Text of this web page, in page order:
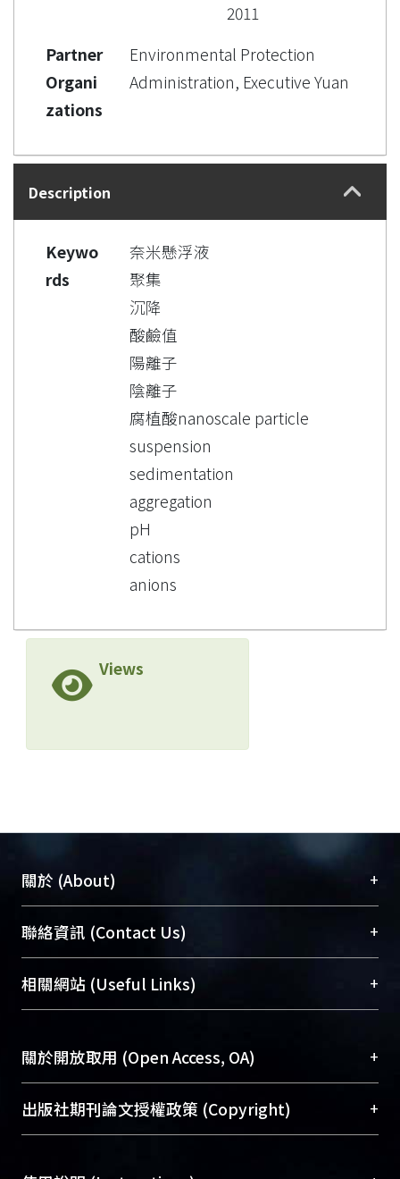
2011
Partner
Organi
zations
Environmental Protection
Administration, Executive Yuan
Description
Keywo
rds
奈米懸浮液
聚集
沉降
酸鹼值
陽離子
陰離子
腐植酸nanoscale particle
suspension
sedimentation
aggregation
pH
cations
anions
Views
關於 (About) +
臺大位居世界頂尖大學之列，為永久珍藏及向國際
展現本校豐碩的研究成果及學術能量，圖書館整合
機構典藏（NTUR）與學術庫（AH）不同功能平
台，成為臺大學術典藏NTU scholars。期能整合研
成果。
To permanently archive and promote researcher
profiles and scholarly works, Library integrates the
services of “NTU Repository” with “Academic
聯絡資訊 (Contact Us) +
總館學科館員(Main Library)
醫學圖書館學科館員(Medical Library)
Sciences Library)
相關網站 (Useful Links) +
關於開放取用 (Open Access, OA) +
開放取用是從使用者角度提升資訊取用性的社會運
動，應用在學術研究上是透過將研究著作公開供使
出版社期刊論文授權政策 (Copyright) +